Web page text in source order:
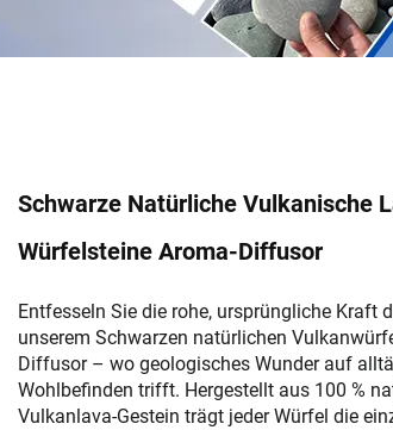
Schwarze Natürliche Vulkanische
Würfelsteine Aroma-Diffusor
Entfesseln Sie die rohe, ursprüngliche Kraft
unserem Schwarzen natürlichen
Diffusor – wo geologisches Wunder auf
Wohlbefinden trifft. Hergestellt aus 100 %
Vulkanlava-Gestein trägt jeder Würfel die